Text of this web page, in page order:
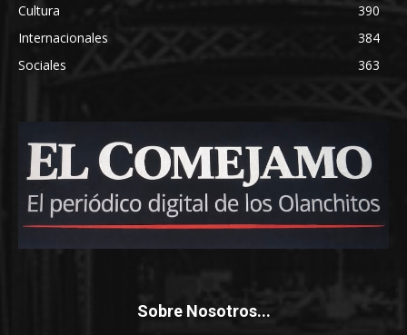
Cultura
390
Internacionales
384
Sociales
363
Sobre Nosotros...